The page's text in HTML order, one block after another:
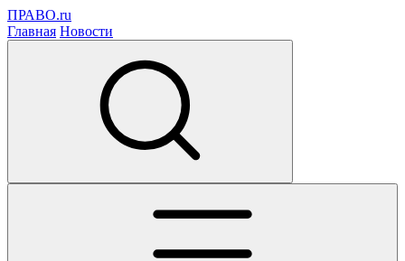
ПРАВО.ru
Главная Новости